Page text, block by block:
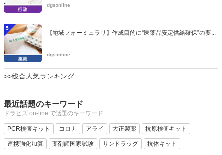
dgsonline
5
【地域フォーミュラリ】作成目的に“医薬品安定供給確保”の要...
dgsonline
>>総合人気ランキング
最近話題のキーワード
ドラビズ on-line で話題のキーワード
PCR検査キット コロナ アライ 大正製薬 抗原検査キット
連携強化加算 薬剤師国家試験 サンドラッグ 抗体キット